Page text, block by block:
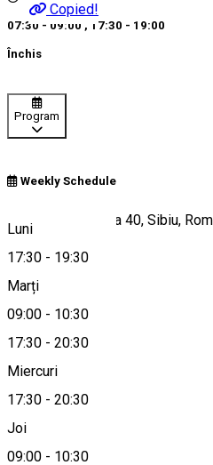
Copied!
07:30 - 09:00 , 17:30 - 19:00
Închis
Program
Weekly Schedule
Luni
17:30 - 19:30
Marți
09:00 - 10:30
17:30 - 20:30
Miercuri
17:30 - 20:30
Joi
09:00 - 10:30
Șoseaua Alba Iulia 40, Sibiu,
Hartă